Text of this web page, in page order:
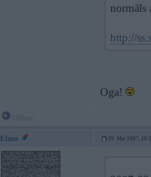
http://
Oga!
Elmo 09. Mar 2007,